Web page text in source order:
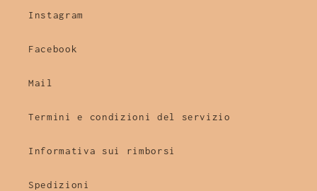
Instagram
Facebook
Mail
Termini e condizioni del servizio
Informativa sui rimborsi
Spedizioni